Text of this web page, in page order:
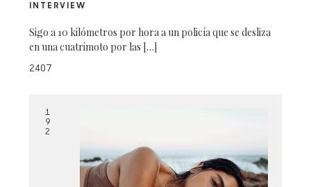
INTERVIEW
Sigo a 10 kilómetros por hora a un policía que se desliza
en una cuatrimoto por las […]
2407
1
9
2